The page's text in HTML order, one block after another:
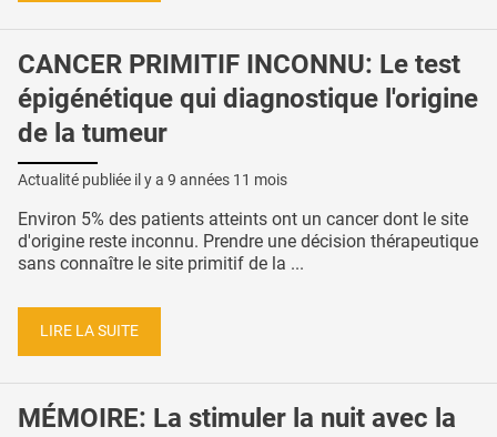
CANCER PRIMITIF INCONNU: Le test
épigénétique qui diagnostique l'origine
de la tumeur
Actualité publiée il y a 9 années 11 mois
Environ 5% des patients atteints ont un cancer dont le site
d'origine reste inconnu. Prendre une décision thérapeutique
sans connaître le site primitif de la ...
LIRE LA SUITE
MÉMOIRE: La stimuler la nuit avec la